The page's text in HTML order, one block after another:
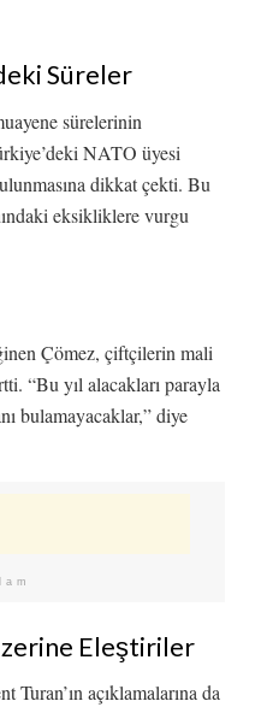
Süreler
sürelerinin
NATO üyesi
dikkat çekti. Bu
eksikliklere vurgu
Çömez, çiftçilerin mali
“Bu yıl alacakları parayla
bulamayacaklar,” diye
Eleştiriler
Turan’ın açıklamalarına da